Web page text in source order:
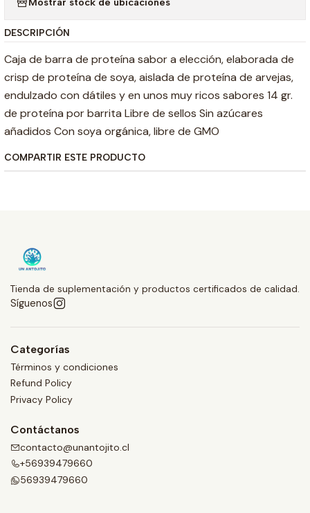
DESCRIPCIÓN
Caja de barra de proteína sabor a elección, elaborada de
crisp de proteína de soya, aislada de proteína de arvejas,
endulzado con dátiles y en unos muy ricos sabores 14 gr.
de proteína por barrita Libre de sellos Sin azúcares
añadidos Con soya orgánica, libre de GMO
COMPARTIR ESTE PRODUCTO
Tienda de suplementación y productos certificados de calidad.
Síguenos
Categorías
Términos y condiciones
Refund Policy
Privacy Policy
Contáctanos
contacto@unantojito.cl
+56939479660
56939479660